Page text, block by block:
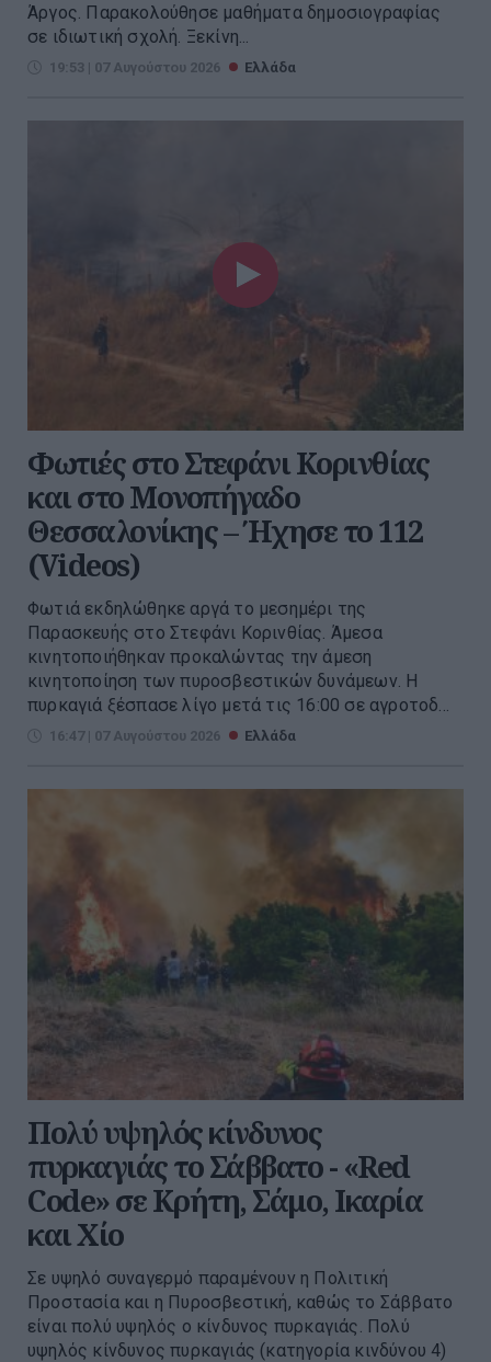
Άργος. Παρακολούθησε μαθήματα δημοσιογραφίας
σε ιδιωτική σχολή. Ξεκίνη...
19:53 | 07 Αυγούστου 2026 Ελλάδα
Φωτιές στο Στεφάνι Κορινθίας
και στο Μονοπήγαδο
Θεσσαλονίκης – Ήχησε το 112
(Videos)
Φωτιά εκδηλώθηκε αργά το μεσημέρι της
Παρασκευής στο Στεφάνι Κορινθίας. Άμεσα
κινητοποιήθηκαν προκαλώντας την άμεση
κινητοποίηση των πυροσβεστικών δυνάμεων. Η
πυρκαγιά ξέσπασε λίγο μετά τις 16:00 σε αγροτοδ...
16:47 | 07 Αυγούστου 2026 Ελλάδα
Πολύ υψηλός κίνδυνος
πυρκαγιάς το Σάββατο - «Red
Code» σε Κρήτη, Σάμο, Ικαρία
και Χίο
Σε υψηλό συναγερμό παραμένουν η Πολιτική
Προστασία και η Πυροσβεστική, καθώς το Σάββατο
είναι πολύ υψηλός ο κίνδυνος πυρκαγιάς. Πολύ
υψηλός κίνδυνος πυρκαγιάς (κατηγορία κινδύνου 4)